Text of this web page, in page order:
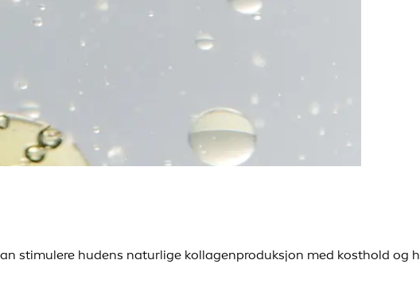
stimulere hudens naturlige kollagenproduksjon med kosthold og